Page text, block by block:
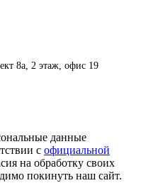
8а, 2 этаж, офис 19
данные
с официальной
на обработку своих
покинуть наш сайт.